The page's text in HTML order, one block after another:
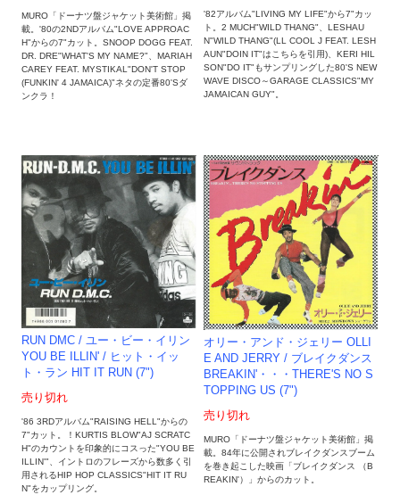
MURO「ドーナツ盤ジャケット美術館」掲
載。'80の2NDアルバム"LOVE APPROAC
H"からの7"カット。SNOOP DOGG FEAT.
DR. DRE"WHAT'S MY NAME?"、MARIAH
CAREY FEAT. MYSTIKAL"DON'T STOP
(FUNKIN' 4 JAMAICA)"ネタの定番80'Sダ
ンクラ！
'82アルバム"LIVING MY LIFE"から7"カッ
ト。2 MUCH"WILD THANG"、LESHAU
N"WILD THANG"(LL COOL J FEAT. LESH
AUN"DOIN IT"はこちらを引用)、KERI HIL
SON"DO IT"もサンプリングした80'S NEW
WAVE DISCO～GARAGE CLASSICS"MY
JAMAICAN GUY"。
RUN DMC / ユー・ビー・イリン
YOU BE ILLIN' / ヒット・イッ
ト・ラン HIT IT RUN (7")
売り切れ
'86 3RDアルバム"RAISING HELL"からの
7"カット。！KURTIS BLOW"AJ SCRATC
H"のカウントを印象的にコスった"YOU BE
ILLIN'"、イントロのフレーズから数多く引
用されるHIP HOP CLASSICS"HIT IT RU
N"をカップリング。
オリー・アンド・ジェリー OLLI
E AND JERRY / ブレイクダンス
BREAKIN'・・・THERE'S NO S
TOPPING US (7")
売り切れ
MURO「ドーナツ盤ジャケット美術館」掲
載。84年に公開されブレイクダンスブーム
を巻き起こした映画「ブレイクダンス （B
REAKIN'）」からのカット。